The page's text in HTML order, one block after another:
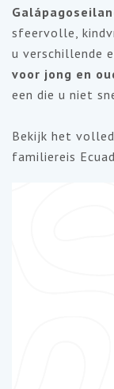
sfeervolle,
u verschillende
voor jong en
een die u niet
Bekijk het
familiereis